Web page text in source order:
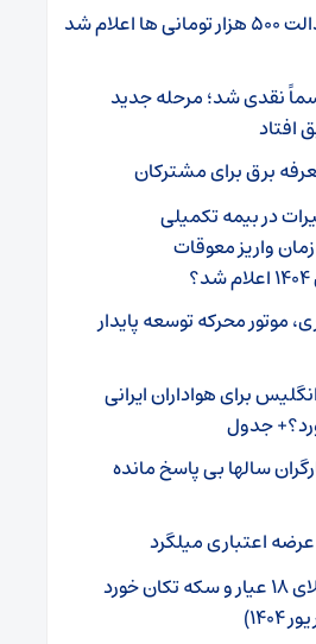
ارزش سهام عدالت ۵۰۰ هزار تومانی ها اعلام شد
نقدی شد؛ مرحله جدید
افتاد
برق برای مشترکان
در بیمه تکمیلی
واریز معوقات
موتور محرکه توسعه پایدار
برای هواداران ایرانی
جدول
سالها بی پاسخ مانده
اعتباری میلگرد
قیمت امروز طلای ۱۸ عیار و سکه تکان خورد